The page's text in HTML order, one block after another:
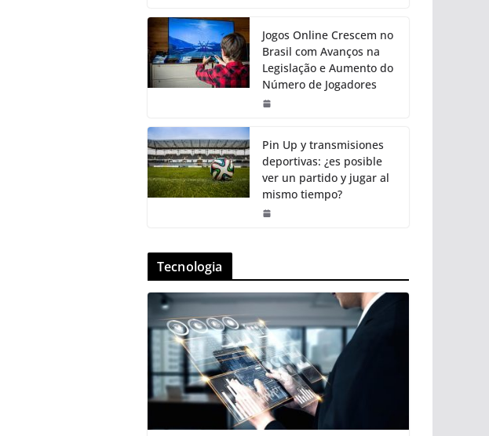
Jogos Online Crescem no
Brasil com Avanços na
Legislação e Aumento do
Número de Jogadores
Pin Up y transmisiones
deportivas: ¿es posible
ver un partido y jugar al
mismo tiempo?
Tecnologia